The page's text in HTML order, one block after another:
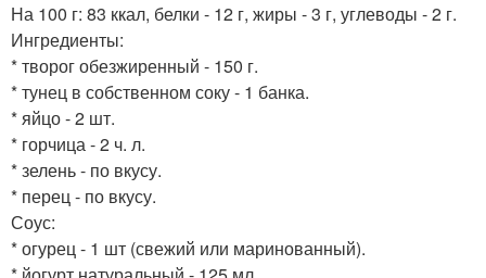
На 100 г: 83 ккал, белки - 12 г, жиры - 3 г, углеводы - 2 г.
Ингредиенты:
* творог обезжиренный - 150 г.
* тунец в собственном соку - 1 банка.
* яйцо - 2 шт.
* горчица - 2 ч. л.
* зелень - по вкусу.
* перец - по вкусу.
Соус:
* огурец - 1 шт (свежий или маринованный).